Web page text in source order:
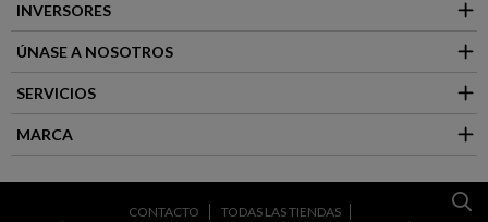
INVERSORES
ÚNASE A NOSOTROS
SERVICIOS
MARCA
CONTACTO
TODAS LAS TIENDAS